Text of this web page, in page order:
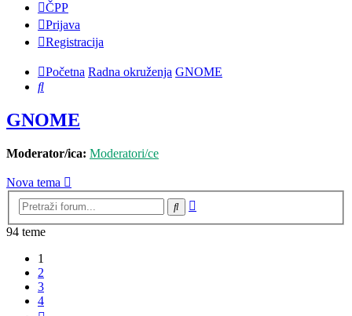
ČPP
Prijava
Registracija
Početna Radna okruženja GNOME
Pretražnik
GNOME
Moderator/ica: Moderatori/ce
Nova tema
Pretražnik
94 teme
1
2
3
4